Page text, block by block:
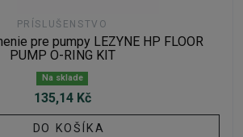
PRÍSLUŠENSTVO
pre pumpy LEZYNE HP FLOOR
PUMP O-RING KIT
Na sklade
135,14 Kč
DO KOŠÍKA